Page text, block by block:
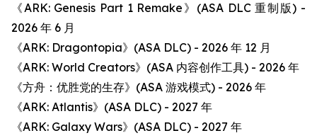
《ARK: Genesis Part 1 Remake》(ASA DLC 重制版) -
2026 年 6 月
《ARK: Dragontopia》(ASA DLC) - 2026 年 12 月
《ARK: World Creators》(ASA 内容创作工具) - 2026 年
《方舟：优胜党的生存》(ASA 游戏模式) - 2026 年
《ARK: Atlantis》(ASA DLC) - 2027 年
《ARK: Galaxy Wars》(ASA DLC) - 2027 年